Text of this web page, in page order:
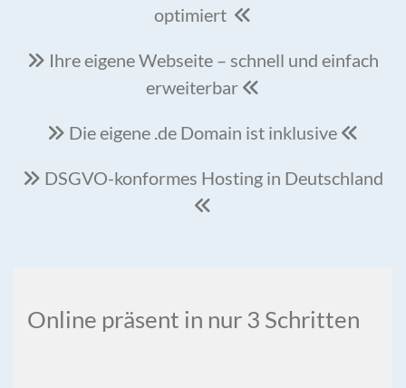
optimiert 
 Ihre eigene Webseite – schnell und einfach
erweiterbar 
 Die eigene .de Domain ist inklusive 
 DSGVO-konformes Hosting in Deutschland

Online präsent in nur 3 Schritten